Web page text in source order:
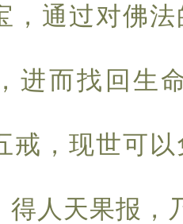
，通过对佛
进而找回生
戒，现世可
得人天果报，